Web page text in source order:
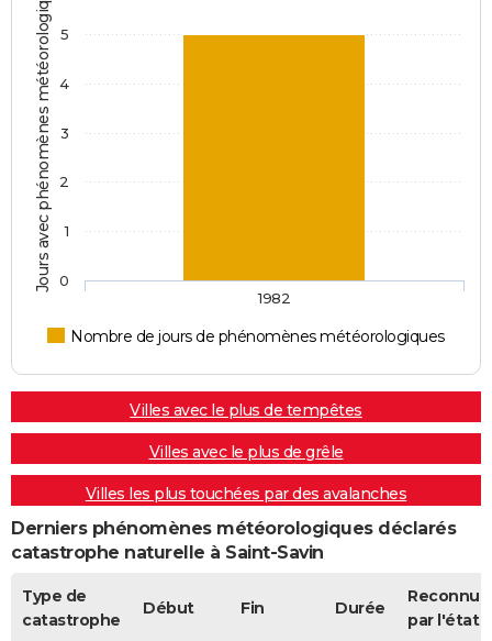
Jours avec phénomènes météorologiques
Nombre de jours de phénomènes météorologiques
1982
0
1
2
3
4
5
Villes avec le plus de tempêtes
Villes avec le plus de grêle
Villes les plus touchées par des avalanches
Derniers phénomènes météorologiques déclarés
catastrophe naturelle à Saint-Savin
Type de
catastrophe
Début Fin Durée
Reconnue
par l'état